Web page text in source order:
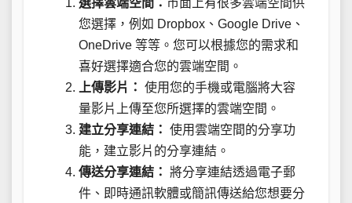
選擇雲端空間： 市面上有很多雲端空間供
您選擇，例如 Dropbox、Google Drive、
OneDrive 等等。您可以根據您的需求和
喜好選擇適合您的雲端空間。
上傳影片： 使用您的手機或電腦將大容
量影片上傳至您所選擇的雲端空間。
建立分享連結： 使用雲端空間的分享功
能，建立影片的分享連結。
傳送分享連結： 將分享連結透過電子郵
件、即時通訊軟體或簡訊傳送給您想要分